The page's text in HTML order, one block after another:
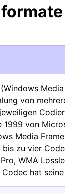
von
1999 von
Media
bis zu vier
WMA
hat